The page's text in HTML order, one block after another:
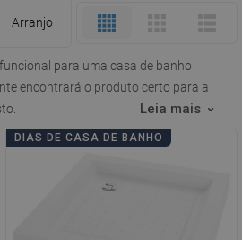
Arranjo
para uma casa de banho
encontrará o produto certo para a
Leia mais
DIAS DE CASA DE BANHO